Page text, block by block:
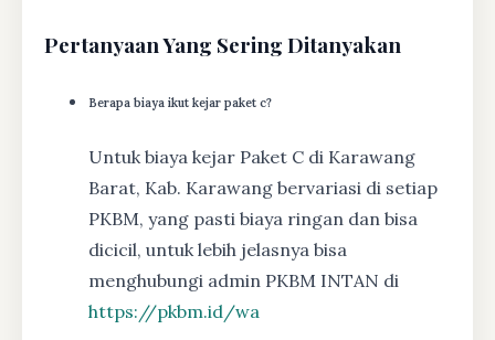
Pertanyaan Yang Sering Ditanyakan
Berapa biaya ikut kejar paket c?
Untuk biaya kejar Paket C di Karawang
Barat, Kab. Karawang bervariasi di setiap
PKBM, yang pasti biaya ringan dan bisa
dicicil, untuk lebih jelasnya bisa
menghubungi admin PKBM INTAN di
https://pkbm.id/wa